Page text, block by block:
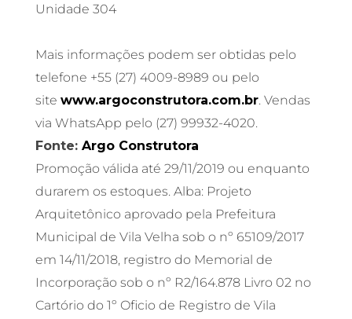
Unidade 304
Mais informações podem ser obtidas pelo
telefone +55 (27) 4009-8989 ou pelo
site www.argoconstrutora.com.br. Vendas
via WhatsApp pelo (27) 99932-4020.
Fonte: Argo Construtora
Promoção válida até 29/11/2019 ou enquanto
durarem os estoques. Alba: Projeto
Arquitetônico aprovado pela Prefeitura
Municipal de Vila Velha sob o nº 65109/2017
em 14/11/2018, registro do Memorial de
Incorporação sob o nº R2/164.878 Livro 02 no
Cartório do 1º Oficio de Registro de Vila